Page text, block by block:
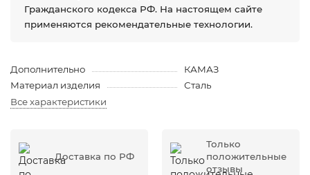
Гражданского кодекса РФ. На настоящем сайте
применяются рекомендательные технологии.
Дополнительно
КАМАЗ
Материал изделия
Сталь
Все характеристики
Доставка по РФ
Только
положительные
отзывы